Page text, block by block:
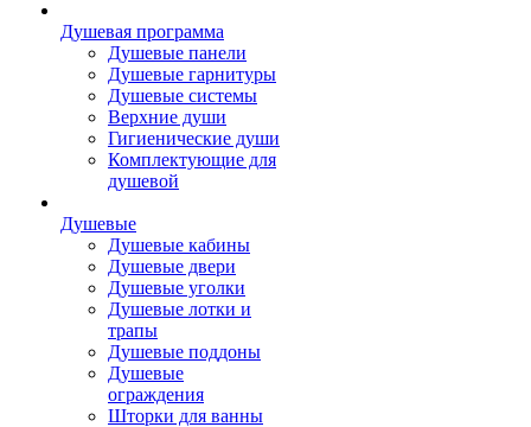
Душевая программа
Душевые панели
Душевые гарнитуры
Душевые системы
Верхние души
Гигиенические души
Комплектующие для
душевой
Душевые
Душевые кабины
Душевые двери
Душевые уголки
Душевые лотки и
трапы
Душевые поддоны
Душевые
ограждения
Шторки для ванны